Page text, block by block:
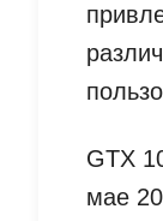
GTX
мае